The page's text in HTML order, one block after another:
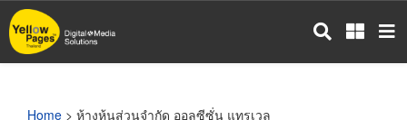
Skip
to
main
Home > ห้างหุ้นส่วนจำกัด ออลซีซั่น แทรเวล